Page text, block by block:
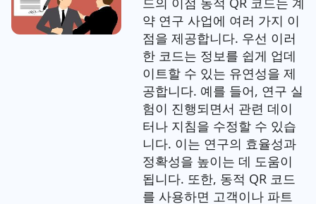
약 연구 사업에 여러 가지 이
점을 제공합니다. 우선 이러
한 코드는 정보를 쉽게 업데
이트할 수 있는 유연성을 제
공합니다. 예를 들어, 연구 실
험이 진행되면서 관련 데이
터나 지침을 수정할 수 있습
니다. 이는 연구의 효율성과
정확성을 높이는 데 도움이
됩니다. 또한, 동적 QR 코드
를 사용하면 고객이나 파트